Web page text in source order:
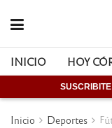
INICIO HOY
Inicio Deportes